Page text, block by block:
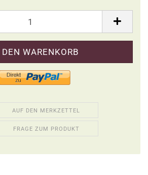
AUF DEN MERKZETTEL
FRAGE ZUM PRODUKT